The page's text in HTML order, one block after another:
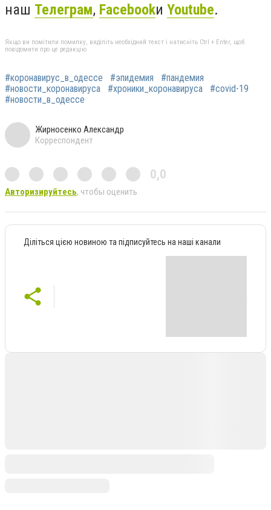
наш Телеграм, Facebookи Youtube.
Якщо ви помітили помилку, виділіть необхідний текст і натисніть Ctrl + Enter, щоб
повідомити про це редакцію
#коронавирус_в_одессе #эпидемия
#пандемия
#новости_коронавируса
#хроники_коронавируса
#covid-19
#новости_в_одессе
Жирносенко Александр
Корреспондент
0,0
Авторизируйтесь, чтобы оценить
Діліться цією новиною та підписуйтесь на наші канали